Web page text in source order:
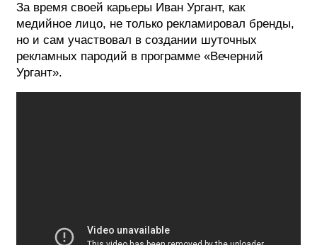
За время своей карьеры Иван Ургант, как
медийное лицо, не только рекламировал бренды,
но и сам участвовал в создании шуточных
рекламных пародий в программе «Вечерний
Ургант».